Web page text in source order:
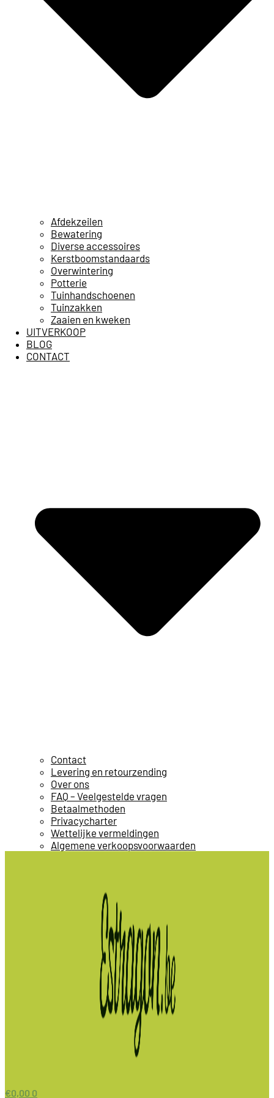
Afdekzeilen
Bewatering
Diverse accessoires
Kerstboomstandaards
Overwintering
Potterie
Tuinhandschoenen
Tuinzakken
Zaaien en kweken
UITVERKOOP
BLOG
CONTACT
Contact
Levering en retourzending
Over ons
FAQ – Veelgestelde vragen
Betaalmethoden
Privacycharter
Wettelijke vermeldingen
Algemene verkoopsvoorwaarden
€0,00 0